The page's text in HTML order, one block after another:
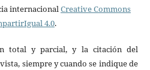
internacionalCreative Commons
4.0.
total y parcial, y la citación del
siempre y cuando se indique de